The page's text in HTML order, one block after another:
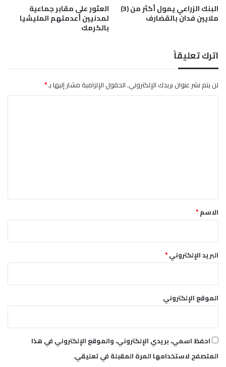
ع
ن
ب
ي
ع
ر
ف
البنك الزراعي يمول أكثر من (3)
ملايين فدان بالقضارف
العثور على مقابر جماعية
لمدنيين أعدمتهم المليشيا
بالكرمك
اترك تعليقاً
لن يتم نشر عنوان بريدك الإلكتروني.الحقول الإلزامية مشار إليها بـ*
*الاسم*
البريد الإلكتروني*
الموقع الإلكتروني
احفظ اسمي، بريدي الإلكتروني، والموقع الإلكتروني في هذا
المتصفح لاستخدامها المرة المقبلة في تعليقي.